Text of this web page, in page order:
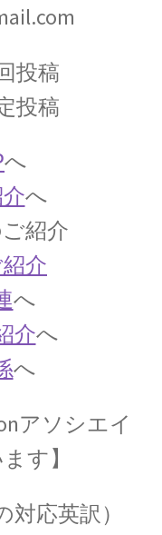
ヘンス
光学を研究】
ィンガー等
理学者
ラック、オッペ
ス_
物理学者
ルクを輩出】
投稿
投稿
へ
へ
紹介
介
へ
介へ
へ
アソシエイ
す】
対応英訳）